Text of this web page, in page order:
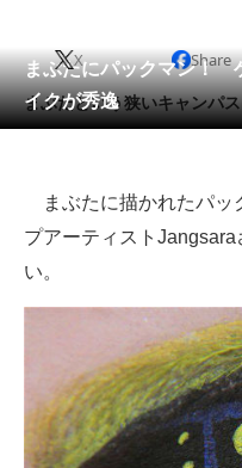
会員記事
メディア
ITの今と未来を見通す
進化するPCとデバイスの未
好きが集まる 比べて選べ
ビジネスと働き方のヒント
まぶたにパックマン！
イクが秀逸
X Share
まぶたという狭いキャンパ
まぶたに描かれたパ
プアーティスト
い。